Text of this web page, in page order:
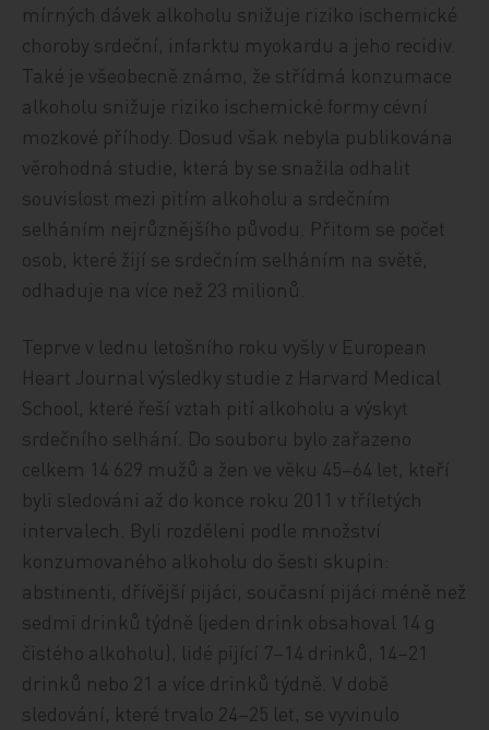
mírných dávek alkoholu snižuje riziko ischemické
choroby srdeční, infarktu myokardu a jeho recidiv.
Také je všeobecně známo, že střídmá konzumace
alkoholu snižuje riziko ischemické formy cévní
mozkové příhody. Dosud však nebyla publikována
věrohodná studie, která by se snažila odhalit
souvislost mezi pitím alkoholu a srdečním
selháním nejrůznějšího původu. Přitom se počet
osob, které žijí se srdečním selháním na světě,
odhaduje na více než 23 milionů.
Teprve v lednu letošního roku vyšly v European
Heart Journal výsledky studie z Harvard Medical
School, které řeší vztah pití alkoholu a výskyt
srdečního selhání. Do souboru bylo zařazeno
celkem 14 629 mužů a žen ve věku 45–64 let, kteří
byli sledováni až do konce roku 2011 v tříletých
intervalech. Byli rozděleni podle množství
konzumovaného alkoholu do šesti skupin:
abstinenti, dřívější pijáci, současní pijáci méně než
sedmi drinků týdně (jeden drink obsahoval 14 g
čistého alkoholu), lidé pijící 7–14 drinků, 14–21
drinků nebo 21 a více drinků týdně. V době
sledování, které trvalo 24–25 let, se vyvinulo